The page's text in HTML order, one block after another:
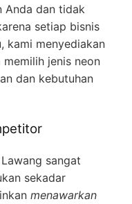
Anda dan tidak
setiap bisnis
kami menyediakan
jenis neon
dan kebutuhan
sangat
sekadar
menawarkan